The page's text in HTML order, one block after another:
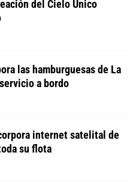
del Cielo Único
las hamburguesas de La
a bordo
internet satelital de
su flota